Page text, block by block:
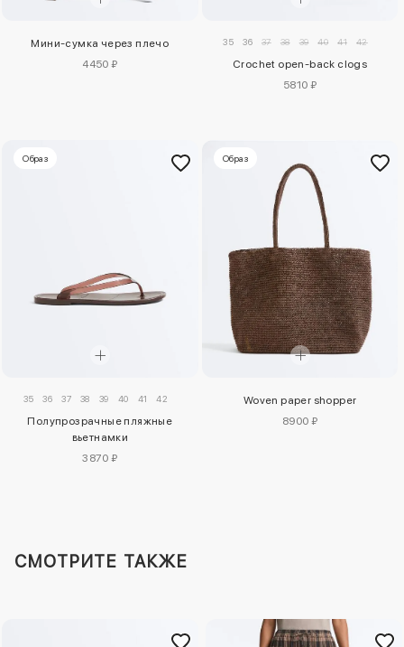
Мини-сумка через плечо
4450 ₽
35 36 37 38 39 40 41 42
Crochet open-back clogs
5810 ₽
Образ
35 36 37 38 39 40 41 42
Полупрозрачные пляжные
вьетнамки
3870 ₽
Образ
Woven paper shopper
8900 ₽
СМОТРИТЕ ТАКЖЕ